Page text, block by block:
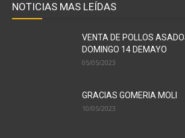
NOTICIAS MAS LEÍDAS
VENTA DE POLLOS
DOMINGO 14 DEMAYO
05/05/2023
GRACIAS GOMERIA MOLI
10/05/2023